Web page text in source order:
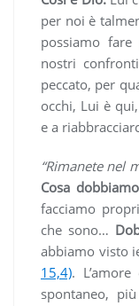
per noi è
possiamo
nostri
peccato, per
occhi, Lui è
e a
“Rimanete nel
Cosa
facciamo
che sono…
abbiamo visto
15,4).
spontaneo,